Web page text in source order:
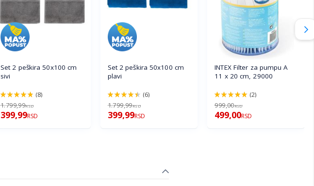
Set 2 peškira 50x100 cm
sivi
96%
(8)
1.799,99RSD
399,99RSD
Set 2 peškira 50x100 cm
plavi
90%
(6)
1.799,99RSD
399,99RSD
INTEX Filter za pumpu A
11 x 20 cm, 29000
100%
(2)
999,00RSD
499,00RSD